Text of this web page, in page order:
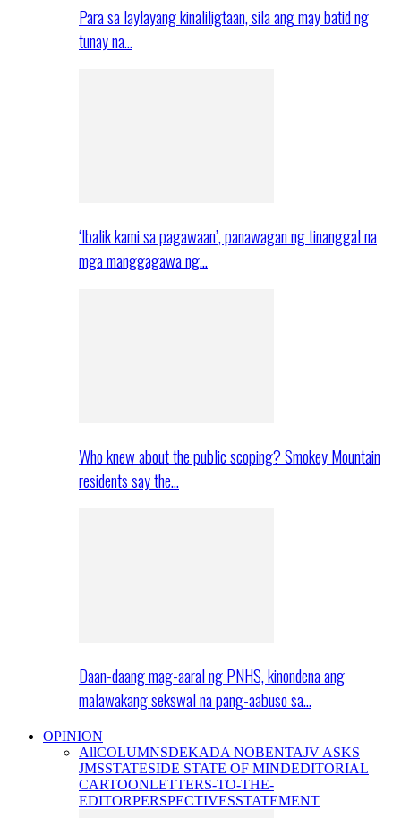
Para sa laylayang kinaliligtaan, sila ang may batid ng
tunay na…
‘Ibalik kami sa pagawaan’, panawagan ng tinanggal na
mga manggagawa ng…
Who knew about the public scoping? Smokey Mountain
residents say the…
Daan-daang mag-aaral ng PNHS, kinondena ang
malawakang sekswal na pang-aabuso sa…
OPINION
AllCOLUMNSDEKADA NOBENTAJV ASKS
JMSSTATESIDE STATE OF MINDEDITORIAL
CARTOONLETTERS-TO-THE-
EDITORPERSPECTIVESSTATEMENT